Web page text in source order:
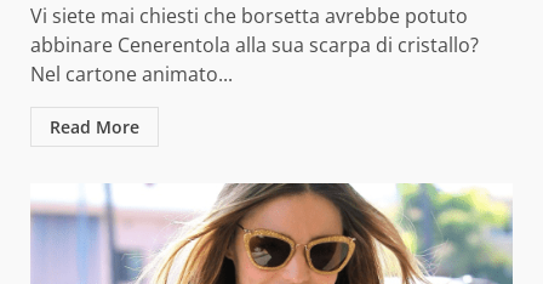
Vi siete mai chiesti che borsetta avrebbe potuto
abbinare Cenerentola alla sua scarpa di cristallo?
Nel cartone animato...
Read More